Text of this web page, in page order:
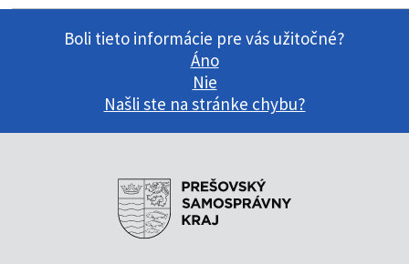
Boli tieto informácie pre vás užitočné?
Áno
Nie
Našli ste na stránke chybu?